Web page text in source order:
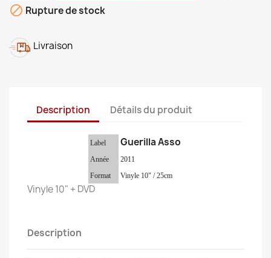
 Rupture de stock
Livraison
Description Détails du produit
Label Guerilla Asso
Année
2011
Format
Vinyle 10" / 25cm
Vinyle 10" + DVD
Description